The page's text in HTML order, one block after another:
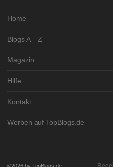
Home
Blogs A – Z
Magazin
Hilfe
Kontakt
Werben auf TopBlogs.de
©2026 by TopBlogs.de